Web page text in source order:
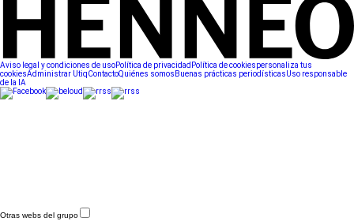
Aviso legal y condiciones de usoPolítica de privacidad Política de cookiespersonaliza tus
cookiesAdministrar UtiqContactoQuiénes somos Buenas prácticas periodísticasUso responsable
de la IA
Otras webs del grupo